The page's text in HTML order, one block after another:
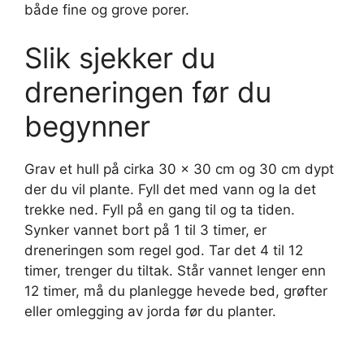
både fine og grove porer.
Slik sjekker du
dreneringen før du
begynner
Grav et hull på cirka 30 x 30 cm og 30 cm dypt
der du vil plante. Fyll det med vann og la det
trekke ned. Fyll på en gang til og ta tiden.
Synker vannet bort på 1 til 3 timer, er
dreneringen som regel god. Tar det 4 til 12
timer, trenger du tiltak. Står vannet lenger enn
12 timer, må du planlegge hevede bed, grøfter
eller omlegging av jorda før du planter.